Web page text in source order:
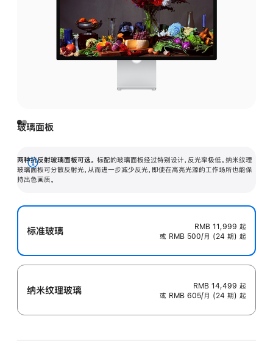
玻璃面板
两种抗反射玻璃面板可选。 标配的玻璃面板经过特别设计，反光率极低。纳米纹理
玻璃面板可分散反射光，从而进一步减少反光，即使在高亮光源的工作场所也能保
持出色画质。
展
开
标准玻璃 RMB 11,999 起
或 RMB 500/月 (24 期) 起
纳米纹理玻璃 RMB 14,499 起
或 RMB 605/月 (24 期) 起